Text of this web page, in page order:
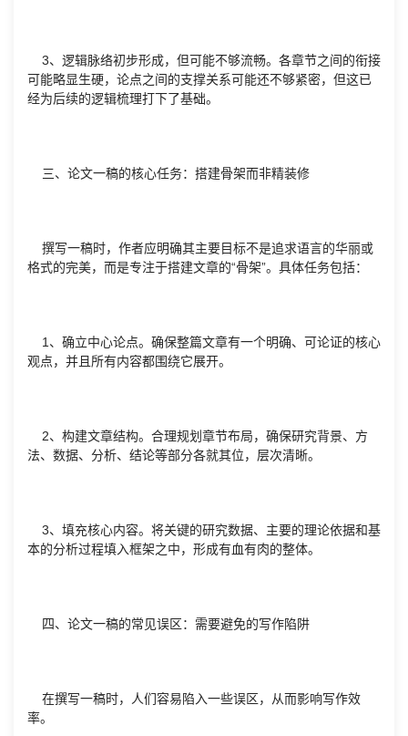
3、逻辑脉络初步形成，但可能不够流畅。各章节之间的衔接
可能略显生硬，论点之间的支撑关系可能还不够紧密，但这已
经为后续的逻辑梳理打下了基础。
三、论文一稿的核心任务：搭建骨架而非精装修
撰写一稿时，作者应明确其主要目标不是追求语言的华丽或
格式的完美，而是专注于搭建文章的“骨架”。具体任务包括：
1、确立中心论点。确保整篇文章有一个明确、可论证的核心
观点，并且所有内容都围绕它展开。
2、构建文章结构。合理规划章节布局，确保研究背景、方
法、数据、分析、结论等部分各就其位，层次清晰。
3、填充核心内容。将关键的研究数据、主要的理论依据和基
本的分析过程填入框架之中，形成有血有肉的整体。
四、论文一稿的常见误区：需要避免的写作陷阱
在撰写一稿时，人们容易陷入一些误区，从而影响写作效
率。